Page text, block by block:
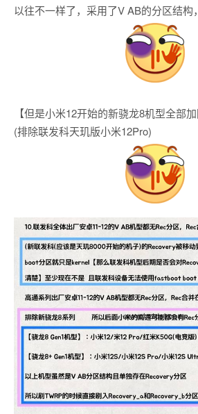
以往不一样了，采用了V AB的分区结构
【但是小米12开始的新骁龙8机型全部
(排除联发科天玑版小米12Pro)